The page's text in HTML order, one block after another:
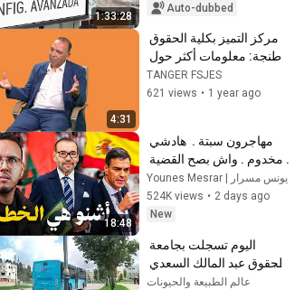
1:33:28
Auto-dubbed
4:31
التكوينات.
TANGER FSJES
621 views • 1 year ago
18:48
فيها إسرائيل و أمريكا باغيين
يجبدو ودينات اسبانيا ؟
Younes Mesrar | يونس مسرار
524K views • 2 days ago
New
بطنجة دوزت فيها أجمل نهار عالم الطبيعة والحيونات